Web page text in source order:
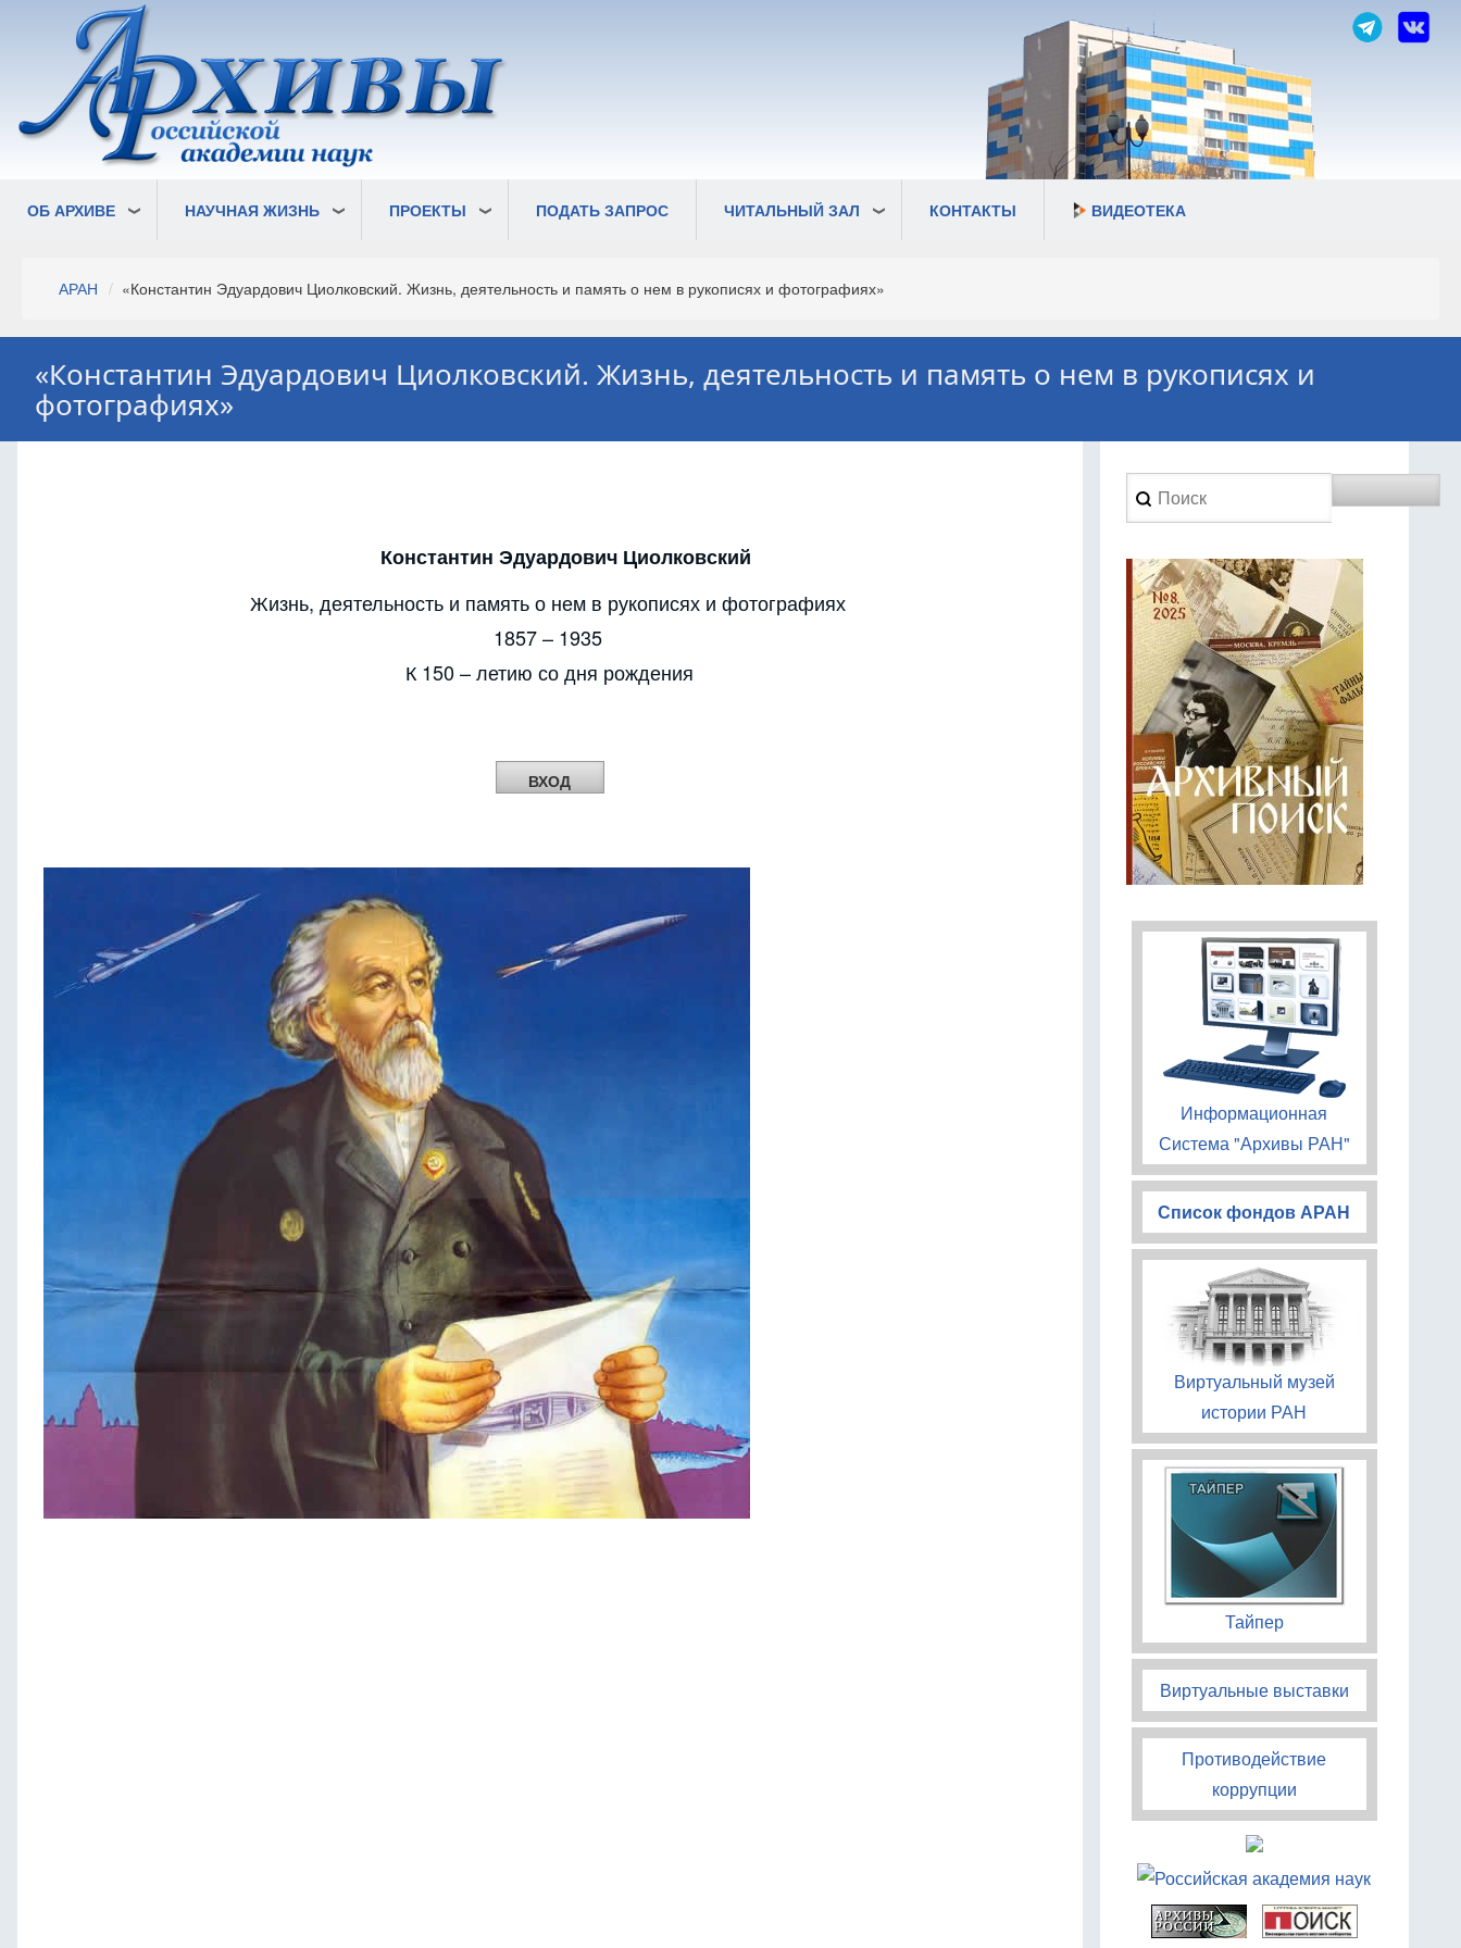
основному
содержанию
ОБ АРХИВЕ НАУЧНАЯ ЖИЗНЬ ПРОЕКТЫ ПОДАТЬ ЗАПРОС ЧИТАЛЬНЫЙ ЗАЛ КОНТАКТЫ ВИДЕОТЕКА
Строка
АРАН «Константин Эдуардович Циолковский. Жизнь, деятельность и память о нем в рукописях и фотографиях»
«Константин Эдуардович Циолковский. Жизнь, деятельность и память о нем в рукописях и
фотографиях»
Константин Эдуардович Циолковский
Жизнь, деятельность и память о нем в рукописях и фотографиях
1857 – 1935
К 150 – летию со дня рождения
Search
Информационная
Система "Архивы РАН"
Список фондов АРАН
Виртуальный музей
истории РАН
Тайпер
Виртуальные выставки
Противодействие
коррупции